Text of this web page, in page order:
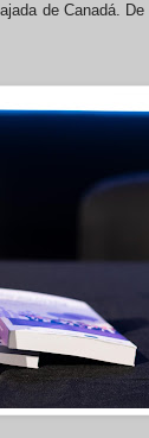
de Canadá.